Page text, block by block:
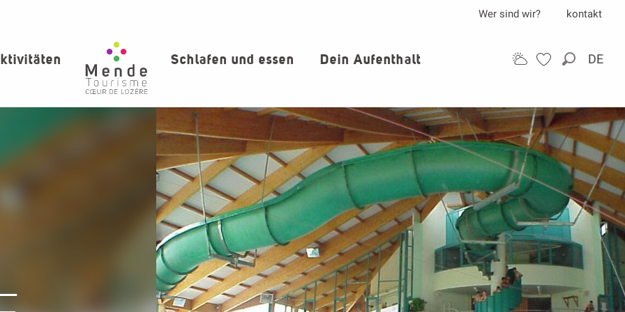
Suche
DE
Wer sind wir? kontakt
Schlafen und essen Dein Aufenthalt